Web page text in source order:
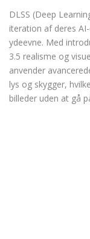
DLSS (Deep
iteration af deres
ydeevne. Med
3.5 realisme og
anvender
lys og skygger,
billeder uden at gå